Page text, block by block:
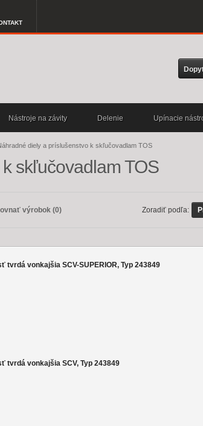
Nástroje na závity Delenie Upínacie
diely a príslušenstvo k skľučovadlam TOS
skľučovadlam TOS
Zoradiť podľa:
výrobok (0)
tvrdá vonkajšia SCV-SUPERIOR, Typ 243849
tvrdá vonkajšia SCV, Typ 243849